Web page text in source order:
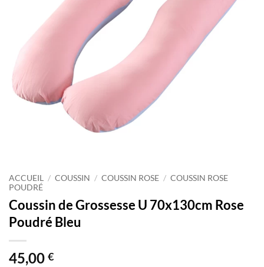
ACCUEIL / COUSSIN / COUSSIN ROSE / COUSSIN ROSE
POUDRÉ
Coussin de Grossesse U 70x130cm Rose
Poudré Bleu
45,00 €